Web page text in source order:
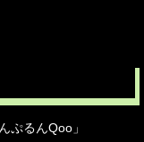
ぷるんQoo」